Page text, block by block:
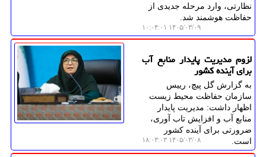
نظارتی، وارد مرحله جدیدی از
حفاظت هوشمند شد.
۱۴۰۵/۰۳/۰۹ ۱۰:۰۴:۰۱
لزوم مدیریت پایدار منابع آب
برای آینده کشور
به گزارش گل پیچ، رییس
سازمان حفاظت محیط زیست
اظهار داشت: مدیریت پایدار
منابع آب و افزایش تاب آوری،
ضرورتی برای آینده کشور
است.
۱۴۰۵/۰۳/۰۸ ۱۸:۰۳:۰۳